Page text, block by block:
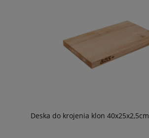
Deska do krojenia klon 40x25x2,5cm